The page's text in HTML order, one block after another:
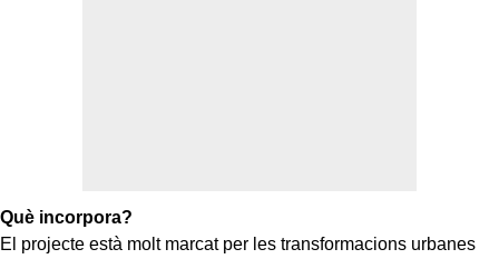
Què incorpora?
El projecte està molt marcat per les transformacions urbanes